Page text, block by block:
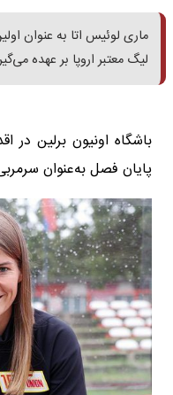
ماری لوئیس اتا به عنوان
لیگ معتبر اروپا بر عهده
باشگاه اونیون برلین در
پایان فصل به‌عنوان